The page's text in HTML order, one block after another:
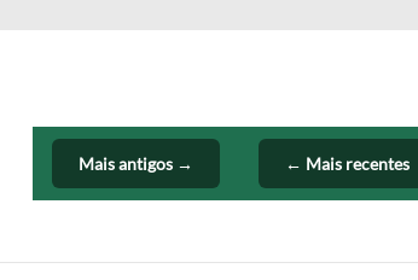
← Mais recentes
Mais antigos →